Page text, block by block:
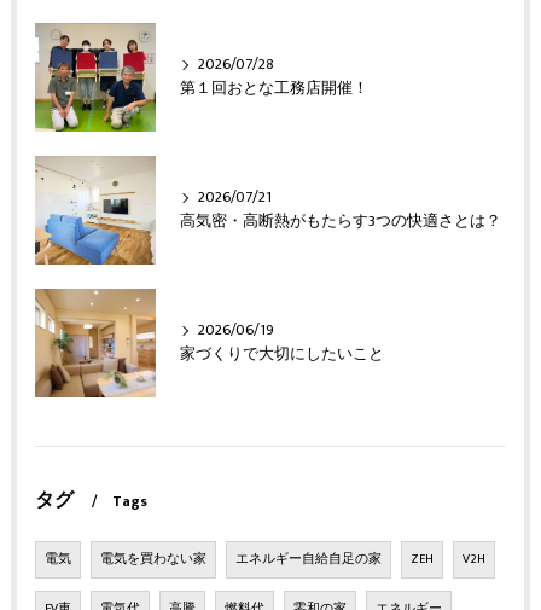
2026/07/28
第１回おとな工務店開催！
2026/07/21
高気密・高断熱がもたらす3つの快適さとは？
2026/06/19
家づくりで大切にしたいこと
タグ Tags
電気 電気を買わない家 エネルギー自給自足の家 ZEH V2H